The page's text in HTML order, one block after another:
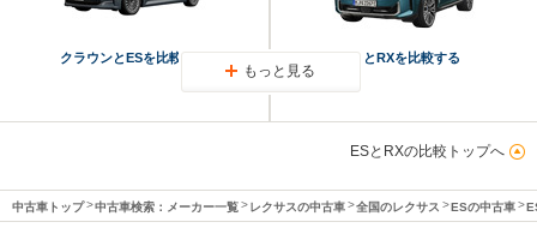
クラウンとESを比較する X5とRXを比較する
もっと見る
ESとRXの比較トップへ
中古車トップ 中古車検索：メーカー一覧 レクサスの中古車 全国のレクサス ESの中古車